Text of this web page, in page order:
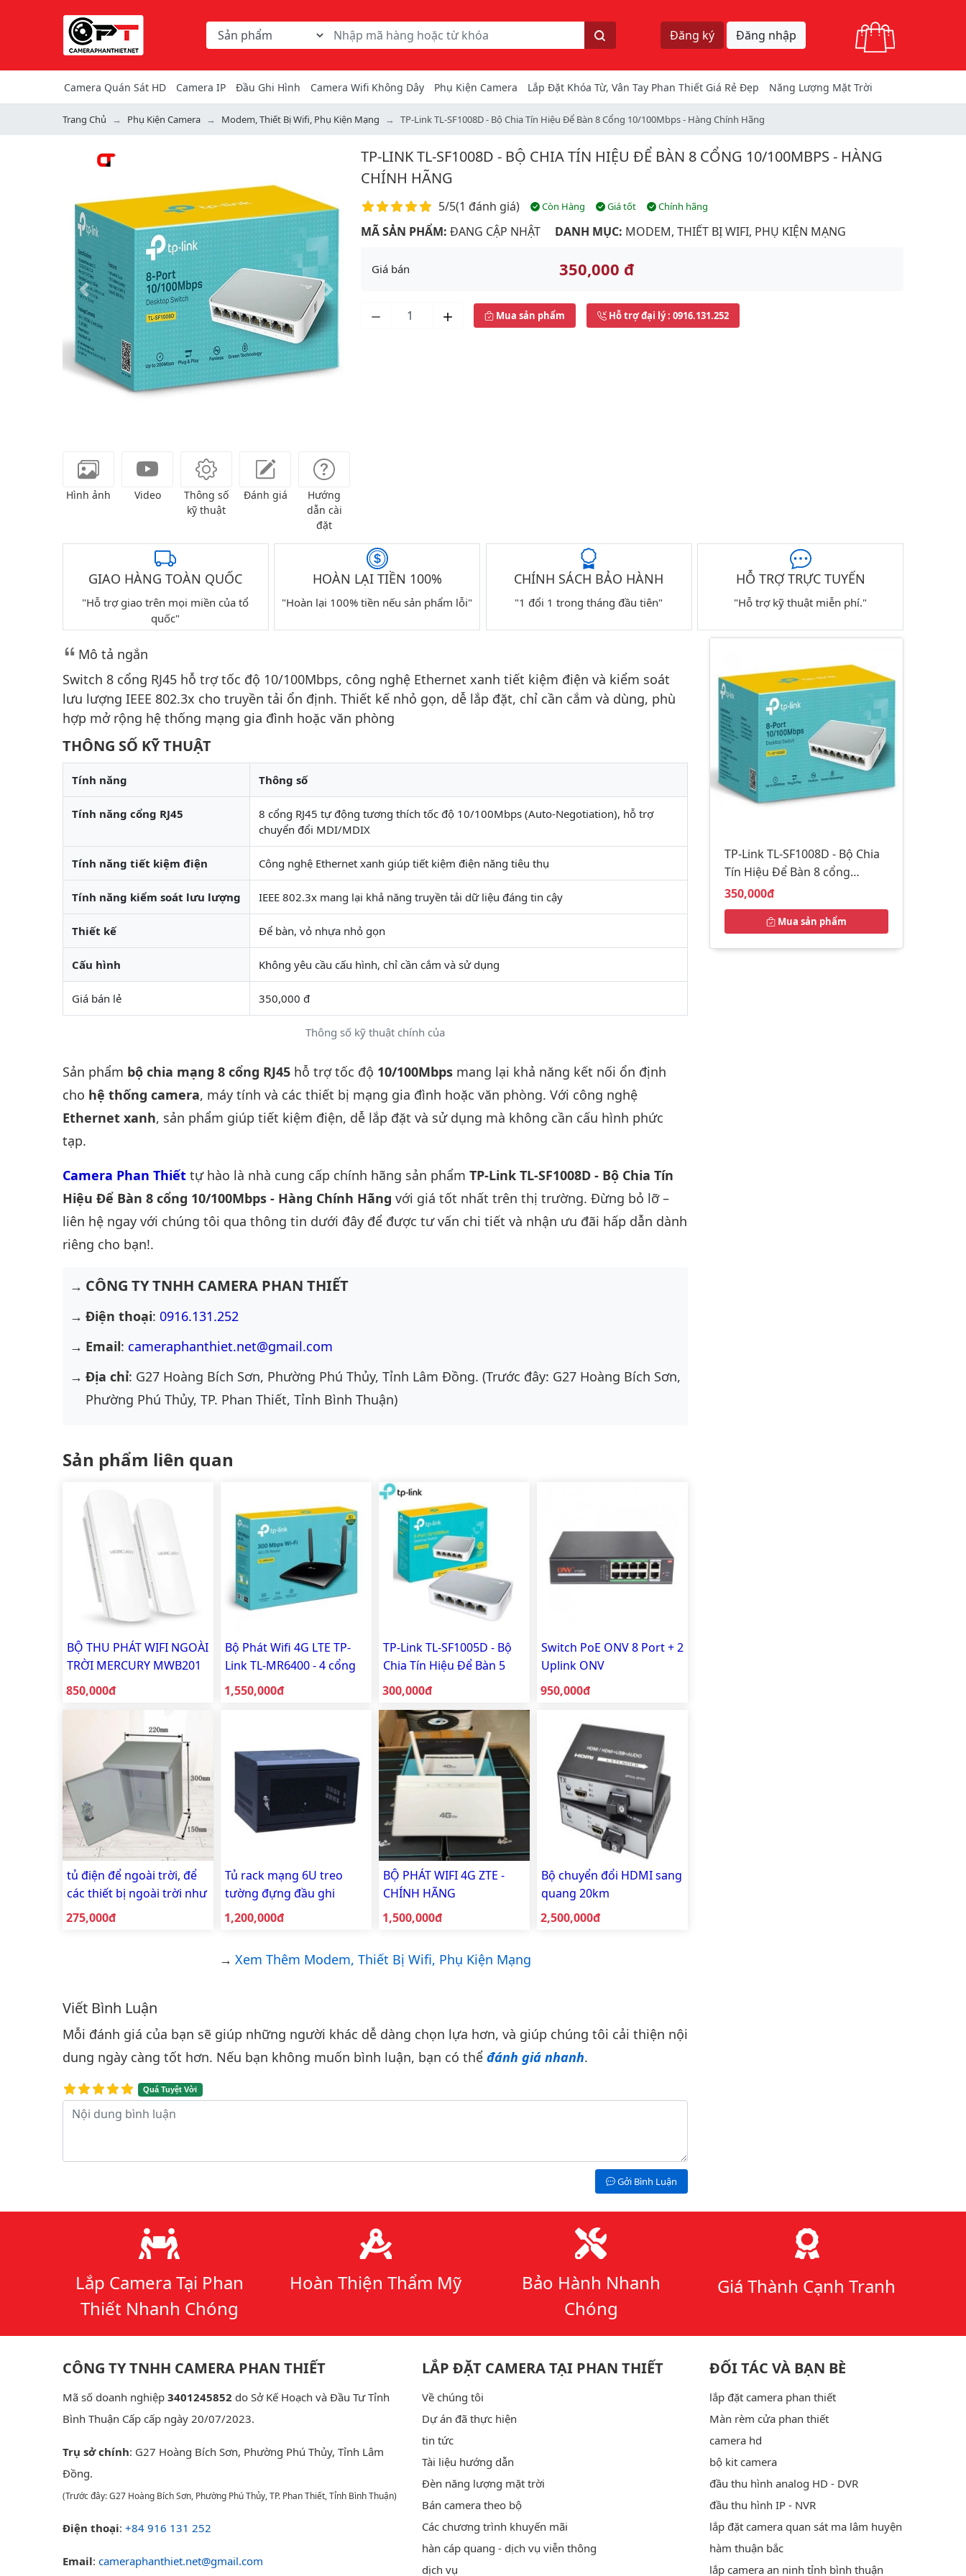
Chọn danh mục tìm kiếm
Từ khóa hoặc mã hàng
Tìm kiếm
Đăng ký Đăng nhập
Camera Quán Sát HD Camera IP Đầu Ghi Hình Camera Wifi Không Dây Phụ Kiện Camera Lắp Đặt Khóa Từ, Vân Tay Phan Thiết Giá Rẻ Đẹp Năng Lượng Mặt Trời
Trang Chủ Phụ Kiện Camera Modem, Thiết Bị Wifi, Phụ Kiện Mạng TP-Link TL-SF1008D - Bộ Chia Tín Hiệu Để Bàn 8 Cổng 10/100Mbps - Hàng Chính Hãng
Previous Next
Hình ảnh Video
Thông số
kỹ thuật
Đánh giá
Hướng
dẫn cài
đặt
TP-LINK TL-SF1008D - BỘ CHIA TÍN HIỆU ĐỂ BÀN 8 CỔNG 10/100MBPS - HÀNG
CHÍNH HÃNG
Điểm đánh giá
5/5(1 đánh giá) Còn Hàng Giá tốt Chính hãng
MÃ SẢN PHẨM: ĐANG CẬP NHẬT DANH MỤC: MODEM, THIẾT BỊ WIFI, PHỤ KIỆN MẠNG
Giá bán 350,000 đ
Mua sản phẩm Hỗ trợ đại lý: 0916.131.252
GIAO HÀNG TOÀN QUỐC
"Hỗ trợ giao trên mọi miền của tổ
quốc"
HOÀN LẠI TIỀN 100%
"Hoàn lại 100% tiền nếu sản phẩm lỗi"
CHÍNH SÁCH BẢO HÀNH
"1 đổi 1 trong tháng đầu tiên"
HỖ TRỢ TRỰC TUYẾN
"Hỗ trợ kỹ thuật miễn phí."
Mô tả ngắn
Switch 8 cổng RJ45 hỗ trợ tốc độ 10/100Mbps, công nghệ Ethernet xanh tiết kiệm điện và kiểm soát
lưu lượng IEEE 802.3x cho truyền tải ổn định. Thiết kế nhỏ gọn, dễ lắp đặt, chỉ cần cắm và dùng, phù
hợp mở rộng hệ thống mạng gia đình hoặc văn phòng
THÔNG SỐ KỸ THUẬT
Thông số kỹ thuật chính của
Tính năng Thông số
Tính năng cổng RJ45
8 cổng RJ45 tự động tương thích tốc độ 10/100Mbps (Auto-Negotiation), hỗ trợ
chuyển đổi MDI/MDIX
Tính năng tiết kiệm điện Công nghệ Ethernet xanh giúp tiết kiệm điện năng tiêu thụ
Tính năng kiểm soát lưu lượng IEEE 802.3x mang lại khả năng truyền tải dữ liệu đáng tin cậy
Thiết kế Để bàn, vỏ nhựa nhỏ gọn
Cấu hình Không yêu cầu cấu hình, chỉ cần cắm và sử dụng
Giá bán lẻ 350,000 đ
Sản phẩm bộ chia mạng 8 cổng RJ45 hỗ trợ tốc độ 10/100Mbps mang lại khả năng kết nối ổn định
cho hệ thống camera, máy tính và các thiết bị mạng gia đình hoặc văn phòng. Với công nghệ
Ethernet xanh, sản phẩm giúp tiết kiệm điện, dễ lắp đặt và sử dụng mà không cần cấu hình phức
tạp.
Camera Phan Thiết tự hào là nhà cung cấp chính hãng sản phẩm TP-Link TL-SF1008D - Bộ Chia Tín
Hiệu Để Bàn 8 cổng 10/100Mbps - Hàng Chính Hãng với giá tốt nhất trên thị trường. Đừng bỏ lỡ –
liên hệ ngay với chúng tôi qua thông tin dưới đây để được tư vấn chi tiết và nhận ưu đãi hấp dẫn dành
riêng cho bạn!.
CÔNG TY TNHH CAMERA PHAN THIẾT
Điện thoại: 0916.131.252
Email: cameraphanthiet.net@gmail.com
Địa chỉ: G27 Hoàng Bích Sơn, Phường Phú Thủy, Tỉnh Lâm Đồng. (Trước đây: G27 Hoàng Bích Sơn,
Phường Phú Thủy, TP. Phan Thiết, Tỉnh Bình Thuận)
Sản phẩm liên quan
BỘ THU PHÁT WIFI NGOÀI
TRỜI MERCURY MWB201
Chuyên Camera
Giá bán:
850,000đ
Bộ Phát Wifi 4G LTE TP-
Link TL-MR6400 - 4 cổng
LAN - Hàng Chính Hãng
Giá bán:
1,550,000đ
TP-Link TL-SF1005D - Bộ
Chia Tín Hiệu Để Bàn 5
cổng 10/100Mbps - Hàng
Chính Hãng
Giá bán:
300,000đ
Switch PoE ONV 8 Port + 2
Uplink ONV
Giá bán:
950,000đ
tủ điện để ngoài trời, để
các thiết bị ngoài trời như
ổ cấm điện lắp trên trụ
camera
Giá bán:
275,000đ
Tủ rack mạng 6U treo
tường đựng đầu ghi
camera hoặc thiết bị
mạng
Giá bán:
1,200,000đ
BỘ PHÁT WIFI 4G ZTE -
CHÍNH HÃNG
Giá bán:
1,500,000đ
Bộ chuyển đổi HDMI sang
quang 20km
Giá bán:
2,500,000đ
Xem Thêm Modem, Thiết Bị Wifi, Phụ Kiện Mạng
Bình luận & Đánh giá
Viết Bình Luận
Mỗi đánh giá của bạn sẽ giúp những người khác dễ dàng chọn lựa hơn, và giúp chúng tôi cải thiện nội
dung ngày càng tốt hơn. Nếu bạn không muốn bình luận, bạn có thể đánh giá nhanh.
Quá Tuyệt Vời
Nội dung bình luận
Gởi Bình Luận
TP-Link TL-SF1008D - Bộ Chia
Tín Hiệu Để Bàn 8 cổng
10/100Mbps - Hàng Chính
Hãng
Giá bán:
350,000đ
Mua sản phẩm
Lý do chọn chúng tôi
Lắp Camera Tại Phan
Thiết Nhanh Chóng
Hoàn Thiện Thẩm Mỹ
Bảo Hành Nhanh
Chóng
Giá Thành Cạnh Tranh
CÔNG TY TNHH CAMERA PHAN THIẾT
Mã số doanh nghiệp 3401245852 do Sở Kế Hoạch và Đầu Tư Tỉnh
Bình Thuận Cấp cấp ngày 20/07/2023.
Trụ sở chính: G27 Hoàng Bích Sơn, Phường Phú Thủy, Tỉnh Lâm
Đồng.
(Trước đây: G27 Hoàng Bích Sơn, Phường Phú Thủy, TP. Phan Thiết, Tỉnh Bình Thuận)
Điện thoại: +84 916 131 252
Email: cameraphanthiet.net@gmail.com
LẮP ĐẶT CAMERA TẠI PHAN THIẾT
Về chúng tôi
Dự án đã thực hiện
tin tức
Tài liệu hướng dẫn
Đèn năng lượng mặt trời
Bán camera theo bộ
Các chương trình khuyến mãi
hàn cáp quang - dịch vụ viễn thông
dịch vụ
ĐỐI TÁC VÀ BẠN BÈ
lắp đặt camera phan thiết
Màn rèm cửa phan thiết
camera hd
bộ kit camera
đầu thu hình analog HD - DVR
đầu thu hình IP - NVR
lắp đặt camera quan sát ma lâm huyện
hàm thuận bắc
lắp camera an ninh tỉnh bình thuận